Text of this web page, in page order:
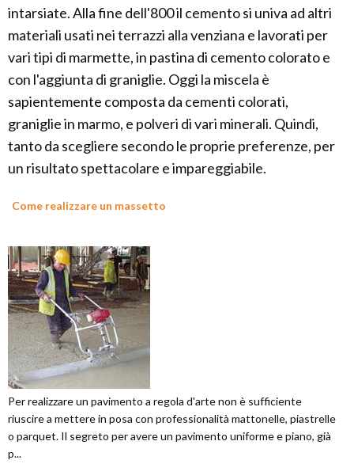
intarsiate. Alla fine dell'800 il cemento si univa ad altri
materiali usati nei terrazzi alla venziana e lavorati per
vari tipi di marmette, in pastina di cemento colorato e
con l'aggiunta di graniglie. Oggi la miscela è
sapientemente composta da cementi colorati,
graniglie in marmo, e polveri di vari minerali. Quindi,
tanto da scegliere secondo le proprie preferenze, per
un risultato spettacolare e impareggiabile.
Come realizzare un massetto
Per realizzare un pavimento a regola d'arte non è sufficiente
riuscire a mettere in posa con professionalità mattonelle, piastrelle
o parquet. Il segreto per avere un pavimento uniforme e piano, già
p...